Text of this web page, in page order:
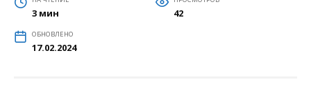
3 мин 42
ОБНОВЛЕНО
17.02.2024